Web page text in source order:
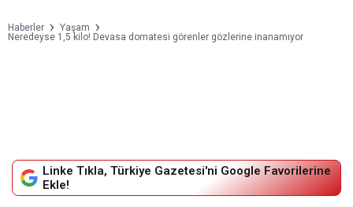
Haberler
Yaşam
Neredeyse 1,5 kilo! Devasa domatesi görenler gözlerine inanamıyor
Linke Tıkla, Türkiye Gazetesi'ni Google Favorilerine
Ekle!